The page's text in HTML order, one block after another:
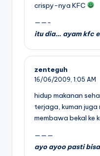
crispy-nya KFC
——-
itu dia… ayam kfc
zenteguh
16/06/2009, 1:05 AM
hidup makanan
terjaga, kuman juga
membawa bekal ke
———
ayo ayoo pasti